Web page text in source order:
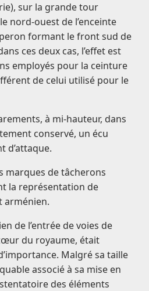
sur la grande tour
nord-ouest de l’enceinte
formant le front sud de
ces deux cas, l’effet est
employés pour la ceinture
de celui utilisé pour le
à mi-hauteur, dans
conservé, un écu
d’attaque.
marques de tâcherons
la représentation de
arménien.
de l’entrée de voies de
du royaume, était
Malgré sa taille
associé à sa mise en
des éléments